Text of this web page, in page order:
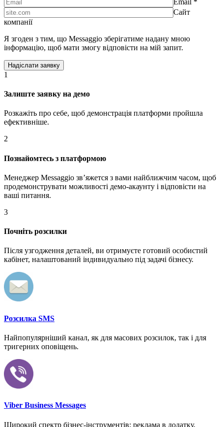
Сайт
компанії
Я згоден з тим, що Messaggio зберігатиме надану мною
інформацію, щоб мати змогу відповісти на мій запит.
1
Залиште заявку на демо
Розкажіть про себе, щоб демонстрація платформи пройшла
ефективніше.
2
Познайомтесь з платформою
Менеджер Messaggio звʼяжется з вами найближчим часом, щоб
продемонструвати можливості демо-акаунту і відповісти на
ваші питання.
3
Почніть розсилки
Після узгодження деталей, ви отримуєте готовий особистий
кабінет, налаштований індивидуально під задачі бізнесу.
Розсилка SMS
Найпопулярніший канал, як для масових розсилок, так і для
тригерних оповіщень.
Viber Business Messages
Широкий спектр бізнес-інструментів: реклама в додатку,